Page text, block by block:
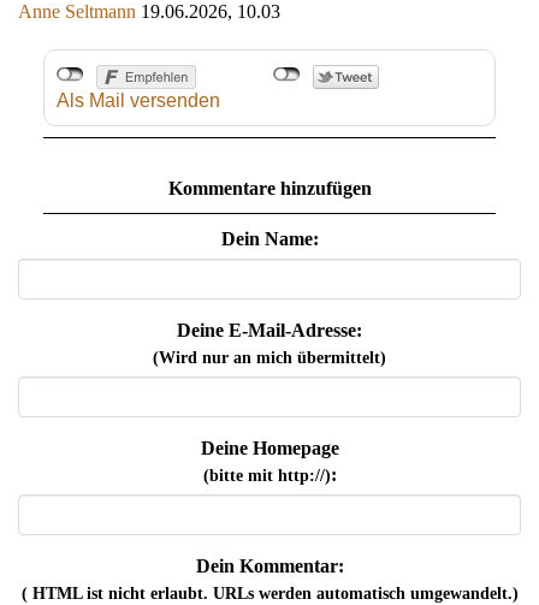
Anne Seltmann 19.06.2026, 10.03
Als Mail versenden
Kommentare hinzufügen
Dein Name:
Deine E-Mail-Adresse:
(Wird nur an mich übermittelt)
Deine Homepage
(bitte mit http://):
Dein Kommentar:
( HTML ist nichterlaubt. URLs werden automatisch umgewandelt.)